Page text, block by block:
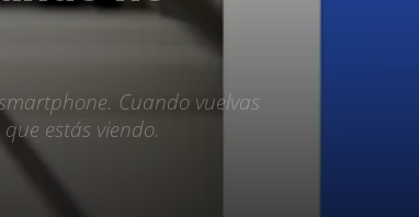
Cuando vuelvas
estás viendo.